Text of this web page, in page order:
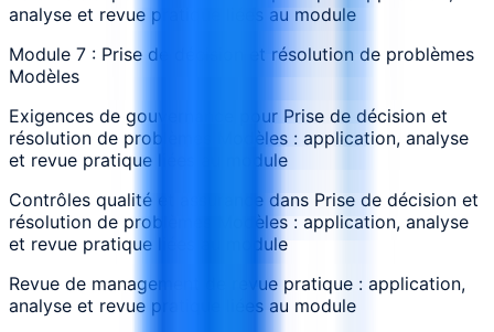
analyse et revue pratique liées au module
Module 7 : Prise de décision et résolution de problèmes
Modèles
Exigences de gouvernance pour Prise de décision et
résolution de problèmes Modèles : application, analyse
et revue pratique liées au module
Contrôles qualité et assurance dans Prise de décision et
résolution de problèmes Modèles : application, analyse
et revue pratique liées au module
Revue de management de revue pratique : application,
analyse et revue pratique liées au module